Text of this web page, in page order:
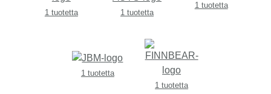
1 tuotetta 1 tuotetta
1 tuotetta
1 tuotetta
1 tuotetta